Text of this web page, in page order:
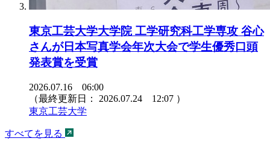
東京工芸大学大学院 工学研究科工学専攻 谷心
さんが日本写真学会年次大会で学生優秀口頭
発表賞を受賞
2026.07.16 06:00
（最終更新日： 2026.07.24 12:07 ）
東京工芸大学
すべてを見る